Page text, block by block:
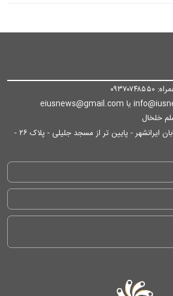
خلخال
آدرس: تهران/ انتهای خیابان ایرانشهر - پایین تر از مسجد جلیلی - پلاک ۲۶ -